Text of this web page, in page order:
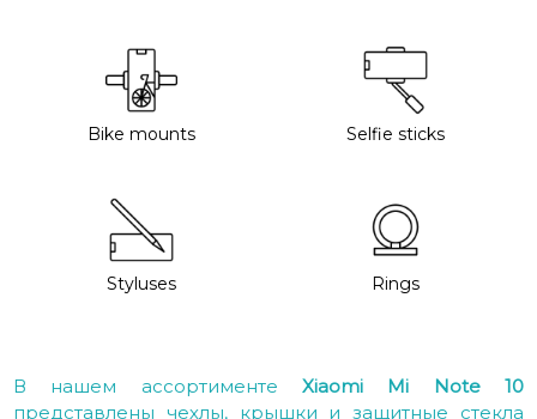
Bike mounts Selfie sticks
Styluses Rings
В нашем ассортименте Xiaomi Mi Note 10
представлены чехлы, крышки и защитные стекла